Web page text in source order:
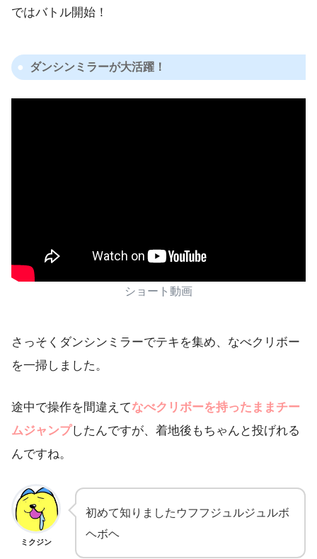
ではバトル開始！
ダンシンミラーが大活躍！
ショート動画
さっそくダンシンミラーでテキを集め、なべクリボー
を一掃しました。
途中で操作を間違えてなべクリボーを持ったままチー
ムジャンプしたんですが、着地後もちゃんと投げれる
んですね。
ミクジン
初めて知りましたウフフジュルジュルボ
ヘボヘ